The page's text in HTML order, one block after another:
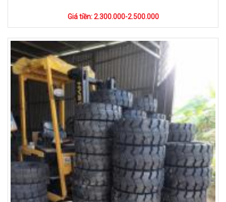
Giá tiền: 2.300.000-2.500.000